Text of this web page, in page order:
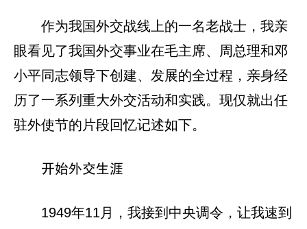
作为我国外交战线上的一名老战士，我亲
眼看见了我国外交事业在毛主席、周总理和邓
小平同志领导下创建、发展的全过程，亲身经
历了一系列重大外交活动和实践。现仅就出任
驻外使节的片段回忆记述如下。
开始外交生涯
1949年11月，我接到中央调令，让我速到